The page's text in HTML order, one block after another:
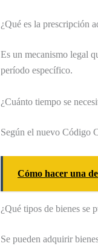
¿Qué es la prescripción
Es un mecanismo legal
período específico.
¿Cuánto tiempo se
Según el nuevo Código
Cómo hacer una
¿Qué tipos de bienes se
Se pueden adquirir